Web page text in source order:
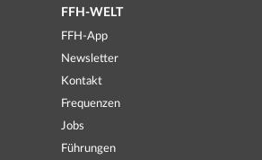
FFH-WELT
FFH-App
Newsletter
Kontakt
Frequenzen
Jobs
Führungen